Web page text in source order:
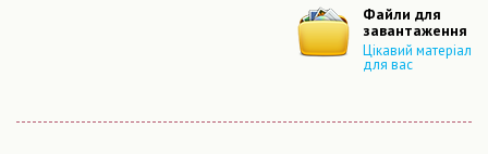
Файли для
завантаження
Цікавий матеріал
для вас